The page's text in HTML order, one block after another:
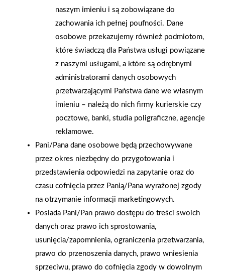
2026-01-15
Grupa PSB Handel S.A.
gra z WOŚP. Powstała
firmowa eSkarbonka na
rzecz gastroenterologii
dziecięcej
2026-01-12
Zacisze S.A. dołącza do
rok strategicznym
otwarciem po
rebrandingu
naszym imieniu i są zobowiązane do
zachowania ich pełnej poufności. Dane
osobowe przekazujemy również podmiotom,
które świadczą dla Państwa usługi powiązane
z naszymi usługami, a które są odrębnymi
administratorami danych osobowych
przetwarzającymi Państwa dane we własnym
imieniu – należą do nich firmy kurierskie czy
pocztowe, banki, studia poligraficzne, agencje
reklamowe.
Pani/Pana dane osobowe będą przechowywane
przez okres niezbędny do przygotowania i
przedstawienia odpowiedzi na zapytanie oraz do
czasu cofnięcia przez Panią/Pana wyrażonej zgody
na otrzymanie informacji marketingowych.
Posiada Pani/Pan prawo dostępu do treści swoich
danych oraz prawo ich sprostowania,
usunięcia/zapomnienia, ograniczenia przetwarzania,
prawo do przenoszenia danych, prawo wniesienia
sprzeciwu, prawo do cofnięcia zgody w dowolnym